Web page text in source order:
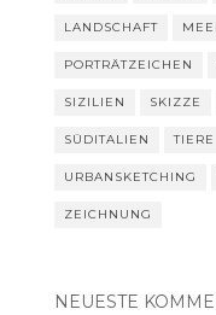
LANDSCHAFT
PORTRÄTZEICHEN
SIZILIEN SKIZZE
SÜDITALIEN TIERE
URBANSKETCHING
ZEICHNUNG
NEUESTE